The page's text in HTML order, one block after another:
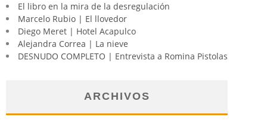
El libro en la mira de la desregulación
Marcelo Rubio | El llovedor
Diego Meret | Hotel Acapulco
Alejandra Correa | La nieve
DESNUDO COMPLETO | Entrevista a Romina Pistolas
ARCHIVOS